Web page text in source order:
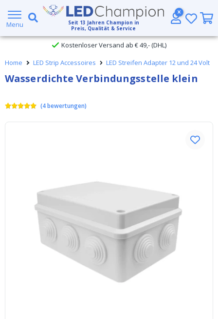
Menu Seit 13 Jahren Champion in
Preis, Qualität & Service
Großer Lagerbestand
Kostenloser Versand ab € 49,- (DHL)
Heute bestellt, am selben Tag verschickt
Home LED Strip Accessoires LED Streifen Adapter 12 und 24 Volt
Wasserdichte Verbindungsstelle klein
(4bewertungen)